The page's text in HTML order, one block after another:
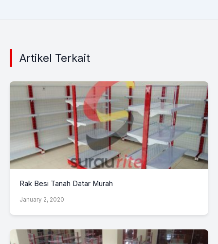
Artikel Terkait
Rak Besi Tanah Datar Murah
January 2, 2020